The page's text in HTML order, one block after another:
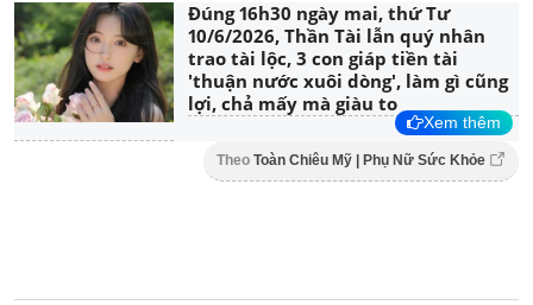
Đúng 16h30 ngày mai, thứ Tư
10/6/2026, Thần Tài lẫn quý nhân
trao tài lộc, 3 con giáp tiền tài
'thuận nước xuôi dòng', làm gì cũng
lợi, chả mấy mà giàu to
Xem thêm
Theo Toàn Chiêu Mỹ | Phụ Nữ Sức Khỏe